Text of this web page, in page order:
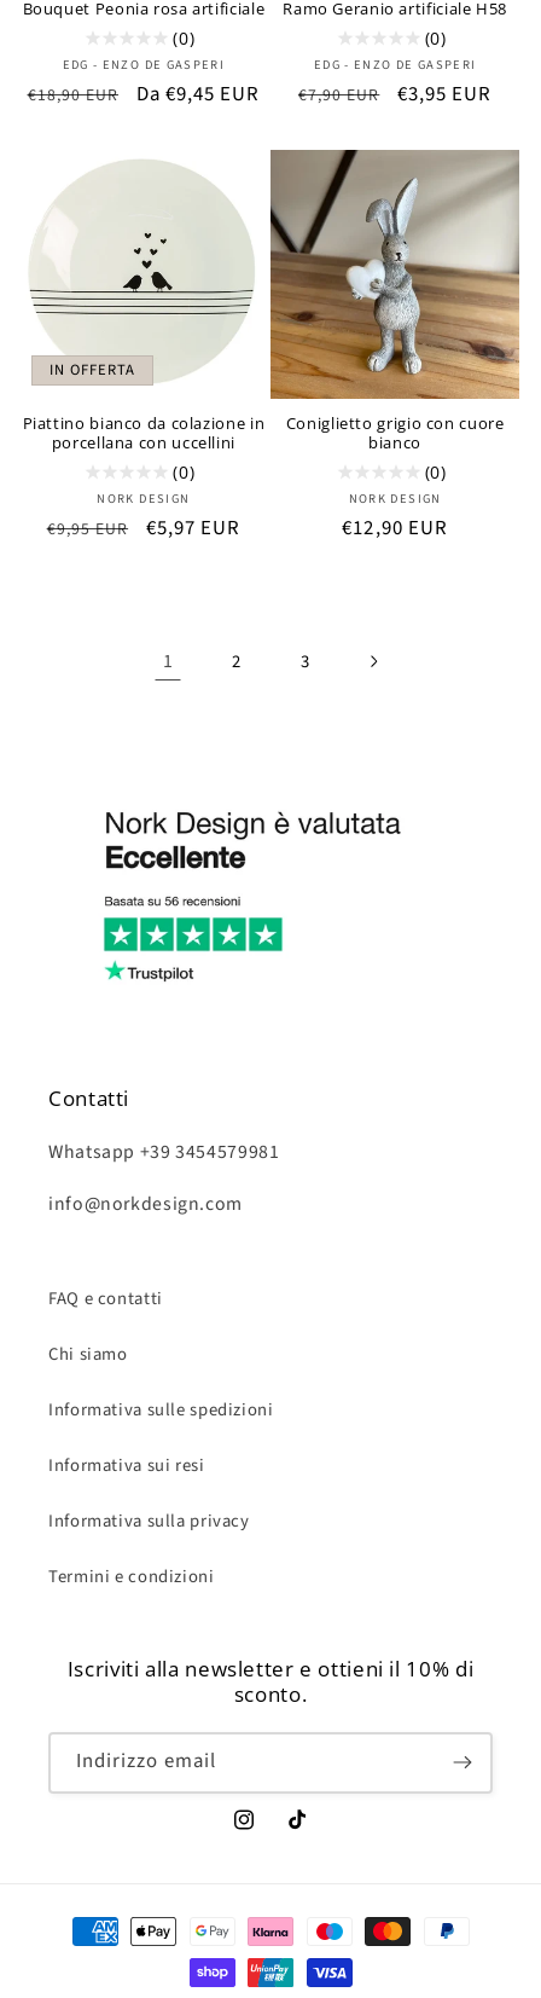
Bouquet Peonia rosa artificiale
(0)
Produttore:
EDG - ENZO DE GASPERI
Prezzo
€18,90 EUR
Prezzo
Da €9,45 EUR
Ramo Geranio artificiale H58
(0)
Produttore:
EDG - ENZO DE GASPERI
Prezzo
listino
€7,90 EUR
Prezzo
€3,95 EUR
IN OFFERTA
Piattino bianco da colazione in
porcellana con uccellini
(0)
Produttore:
NORK DESIGN
Prezzo
€9,95 EUR
Prezzo
€5,97 EUR
Coniglietto grigio con cuore
bianco
(0)
Produttore:
NORK DESIGN
Prezzo
€12,90 EUR
1 2 3
Contatti
Whatsapp +39 3454579981
info@norkdesign.com
FAQ e contatti
Chi siamo
Informativa sulle spedizioni
Informativa sui resi
Informativa sulla privacy
Termini e condizioni
Iscriviti alla newsletter e ottieni il 10% di
sconto.
Indirizzo email
InstagramTikTok
Metodi